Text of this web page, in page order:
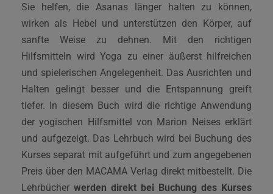
Sie helfen, die Asanas länger halten zu können,
wirken als Hebel und unterstützen den Körper, auf
sanfte Weise zu dehnen. Mit den richtigen
Hilfsmitteln wird Yoga zu einer äußerst hilfreichen
und spielerischen Angelegenheit. Das Ausrichten und
Halten gelingt besser und die Entspannung greift
tiefer. In diesem Buch wird die richtige Anwendung
der yogischen Hilfsmittel von Marion Neises erklärt
und aufgezeigt. Das Lehrbuch wird bei Buchung des
Kurses separat mit aufgeführt und zum angegebenen
Preis über den MACAMA Verlag direkt mitbestellt. Die
Lehrbücher werden direkt bei Buchung des Kurses